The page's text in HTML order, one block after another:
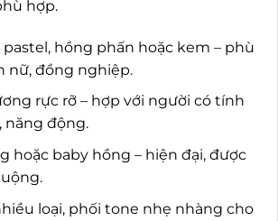
hợp.
hồng phấn hoặc kem – phù
nữ, đồng nghiệp.
rực rỡ – hợp với người có tính
năng động.
hoặc baby hồng – hiện đại, được
loại, phối tone nhẹ nhàng cho